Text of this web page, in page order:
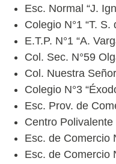
Esc. Normal “J.
Colegio N°1 “T.
E.T.P. N°1 “A.
Col. Sec. N°59
Col. Nuestra
Colegio N°3
Esc. Prov. de
Centro Polivalente
Esc. de Comercio
Esc. de Comercio